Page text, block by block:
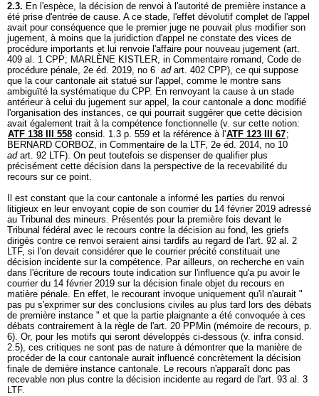
2.3. En l'espèce, la décision de renvoi à l'autorité de première instance a
été prise d'entrée de cause. A ce stade, l'effet dévolutif complet de l'appel
avait pour conséquence que le premier juge ne pouvait plus modifier son
jugement, à moins que la juridiction d'appel ne constate des vices de
procédure importants et lui renvoie l'affaire pour nouveau jugement (art.
409 al. 1 CPP; MARLÈNE KISTLER, in Commentaire romand, Code de
procédure pénale, 2e éd. 2019, no 6 ad art. 402 CPP), ce qui suppose
que la cour cantonale ait statué sur l'appel, comme le montre sans
ambiguïté la systématique du CPP. En renvoyant la cause à un stade
antérieur à celui du jugement sur appel, la cour cantonale a donc modifié
l'organisation des instances, ce qui pourrait suggérer que cette décision
avait également trait à la compétence fonctionnelle (v. sur cette notion:
ATF 138 III 558 consid. 1.3 p. 559 et la référence à l'ATF 123 III 67;
BERNARD CORBOZ, in Commentaire de la LTF, 2e éd. 2014, no 10
ad art. 92 LTF). On peut toutefois se dispenser de qualifier plus
précisément cette décision dans la perspective de la recevabilité du
recours sur ce point.
Il est constant que la cour cantonale a informé les parties du renvoi
litigieux en leur envoyant copie de son courrier du 14 février 2019 adressé
au Tribunal des mineurs. Présentés pour la première fois devant le
Tribunal fédéral avec le recours contre la décision au fond, les griefs
dirigés contre ce renvoi seraient ainsi tardifs au regard de l'art. 92 al. 2
LTF, si l'on devait considérer que le courrier précité constituait une
décision incidente sur la compétence. Par ailleurs, on recherche en vain
dans l'écriture de recours toute indication sur l'influence qu'a pu avoir le
courrier du 14 février 2019 sur la décision finale objet du recours en
matière pénale. En effet, le recourant invoque uniquement qu'il n'aurait "
pas pu s'exprimer sur des conclusions civiles au plus tard lors des débats
de première instance " et que la partie plaignante a été convoquée à ces
débats contrairement à la règle de l'art. 20 PPMin (mémoire de recours, p.
6). Or, pour les motifs qui seront développés ci-dessous (v. infra consid.
2.5), ces critiques ne sont pas de nature à démontrer que la manière de
procéder de la cour cantonale aurait influencé concrètement la décision
finale de dernière instance cantonale. Le recours n'apparaît donc pas
recevable non plus contre la décision incidente au regard de l'art. 93 al. 3
LTF.